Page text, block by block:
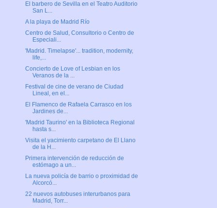
El barbero de Sevilla en el Teatro Auditorio
San L...
A la playa de Madrid Río
Centro de Salud, Consultorio o Centro de
Especiali...
'Madrid. Timelapse'... tradition, modernity,
life,...
Concierto de Love of Lesbian en los
Veranos de la ...
Festival de cine de verano de Ciudad
Lineal, en el...
El Flamenco de Rafaela Carrasco en los
Jardines de...
'Madrid Taurino' en la Biblioteca Regional
hasta s...
Visita el yacimiento carpetano de El Llano
de la H...
Primera intervención de reducción de
estómago a un...
La nueva policía de barrio o proximidad de
Alcorcó...
22 nuevos autobuses interurbanos para
Madrid, Torr...